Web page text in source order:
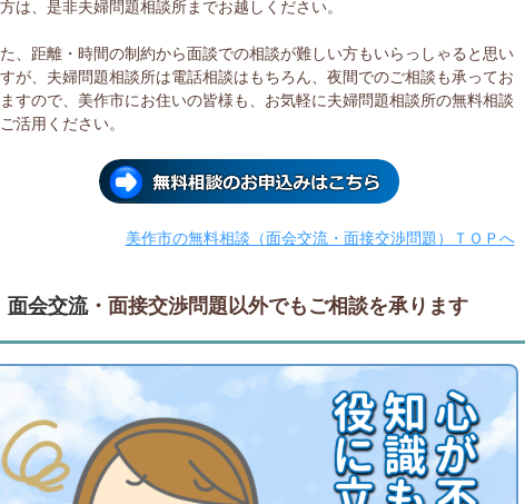
は、是非夫婦問題相談所までお越しください。
、距離・時間の制約から面談での相談が難しい方もいらっしゃると思い
が、夫婦問題相談所は電話相談はもちろん、夜間でのご相談も承ってお
すので、美作市にお住いの皆様も、お気軽に夫婦問題相談所の無料相談
活用ください。
美作市の無料相談（面会交流・面接交渉問題）ＴＯＰへ
面会交流・面接交渉問題以外でもご相談を承ります